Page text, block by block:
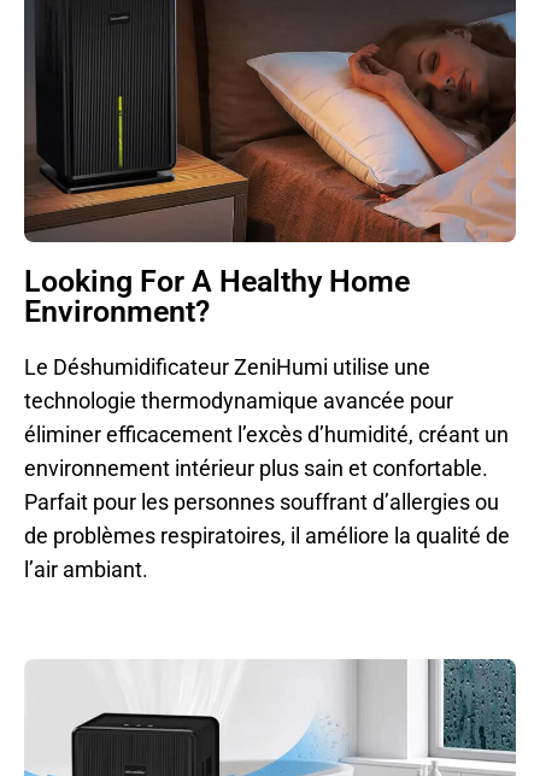
Looking For A Healthy Home
Environment?
Le Déshumidificateur ZeniHumi utilise une
technologie thermodynamique avancée pour
éliminer efficacement l’excès d’humidité, créant un
environnement intérieur plus sain et confortable.
Parfait pour les personnes souffrant d’allergies ou
de problèmes respiratoires, il améliore la qualité de
l’air ambiant.